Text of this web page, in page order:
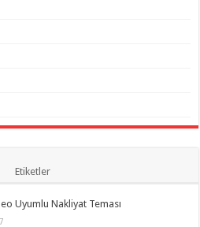
Etiketler
Uyumlu Nakliyat Teması